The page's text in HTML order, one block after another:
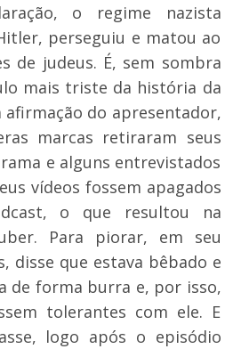
o regime nazista
perseguiu e matou ao
de judeus. É, sem sombra
mais triste da história da
afirmação do apresentador,
marcas retiraram seus
e alguns entrevistados
vídeos fossem apagados
o que resultou na
Para piorar, em seu
disse que estava bêbado e
de forma burra e, por isso,
tolerantes com ele. E
logo após o episódio